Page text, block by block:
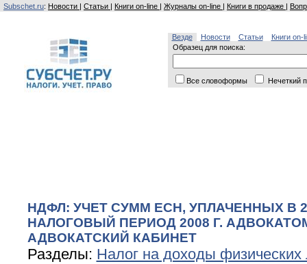
Subschet.ru: Новости | Статьи | Книги on-line | Журналы on-line | Книги в продаже |
Везде Новости Статьи
Книги on-
Образец для поиска:
Все словоформы Нечеткий
НДФЛ: УЧЕТ СУММ ЕСН, УПЛАЧЕННЫХ В
НАЛОГОВЫЙ ПЕРИОД 2008 Г.
АДВОКАТСКИЙ КАБИНЕТ
Разделы: Налог на доходы физических